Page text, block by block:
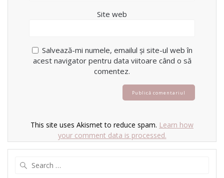
Site web
Salvează-mi numele, emailul și site-ul web în
acest navigator pentru data viitoare când o să
comentez.
This site uses Akismet to reduce spam. Learn how
your comment data is processed.